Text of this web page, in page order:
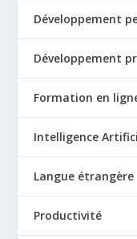
Développement
Développement
Formation en
Intelligence
Langue étrangère
Productivité